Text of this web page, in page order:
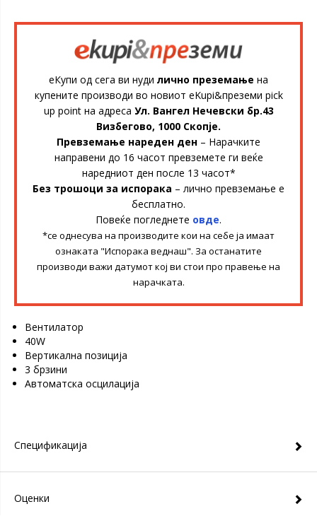
еКупи од сега ви нуди лично преземање на
купените производи во новиот eKupi&преземи pick
up point на адреса Ул. Вангел Нечевски бр.43
Визбегово, 1000 Скопје.
Превземање нареден ден – Нарачките
направени до 16 часот превземете ги веќе
наредниот ден после 13 часот*
Без трошоци за испорака – лично превземање е
бесплатно.
Повеќе погледнете овде.
*се однесува на производите кои на себе ја имаат
ознаката "Испорака веднаш". За останатите
производи важи датумот кој ви стои про правење на
нарачката.
Вентилатор
40W
Вертикална позиција
3 брзини
Автоматска осцилација
Спецификација
Оценки